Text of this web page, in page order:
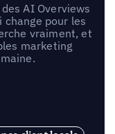
AI Overviews
pour les
vraiment, et
marketing